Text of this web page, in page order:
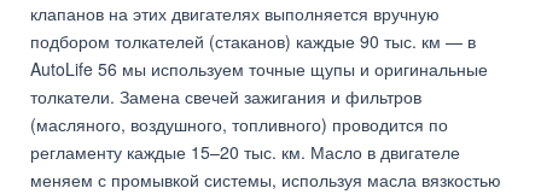
клапанов на этих двигателях выполняется вручную
подбором толкателей (стаканов) каждые 90 тыс. км — в
AutoLife 56 мы используем точные щупы и оригинальные
толкатели. Замена свечей зажигания и фильтров
(масляного, воздушного, топливного) проводится по
регламенту каждые 15–20 тыс. км. Масло в двигателе
меняем с промывкой системы, используя масла вязкостью